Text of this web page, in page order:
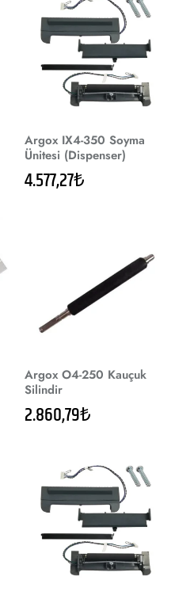
Argox IX4-350 Soyma
Ünitesi (Dispenser)
4.577,27₺
Argox O4-250 Kauçuk
Silindir
2.860,79₺